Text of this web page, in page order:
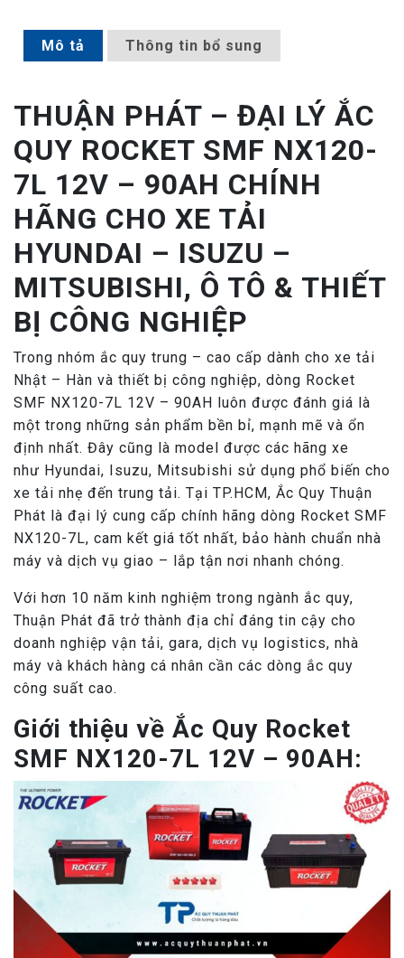
Mô tả Thông tin bổ sung
THUẬN PHÁT – ĐẠI LÝ ẮC
QUY ROCKET SMF NX120-
7L 12V – 90AH CHÍNH
HÃNG CHO XE TẢI
HYUNDAI – ISUZU –
MITSUBISHI, Ô TÔ & THIẾT
BỊ CÔNG NGHIỆP
Trong nhóm ắc quy trung – cao cấp dành cho xe tải
Nhật – Hàn và thiết bị công nghiệp, dòng Rocket
SMF NX120-7L 12V – 90AH luôn được đánh giá là
một trong những sản phẩm bền bỉ, mạnh mẽ và ổn
định nhất. Đây cũng là model được các hãng xe
như Hyundai, Isuzu, Mitsubishi sử dụng phổ biến cho
xe tải nhẹ đến trung tải. Tại TP.HCM, Ắc Quy Thuận
Phát là đại lý cung cấp chính hãng dòng Rocket SMF
NX120-7L, cam kết giá tốt nhất, bảo hành chuẩn nhà
máy và dịch vụ giao – lắp tận nơi nhanh chóng.
Với hơn 10 năm kinh nghiệm trong ngành ắc quy,
Thuận Phát đã trở thành địa chỉ đáng tin cậy cho
doanh nghiệp vận tải, gara, dịch vụ logistics, nhà
máy và khách hàng cá nhân cần các dòng ắc quy
công suất cao.
Giới thiệu về Ắc Quy Rocket
SMF NX120-7L 12V – 90AH: